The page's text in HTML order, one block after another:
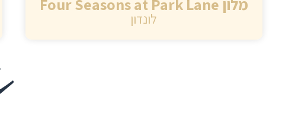
מלון Four Seasons at Park Lane
לונדון